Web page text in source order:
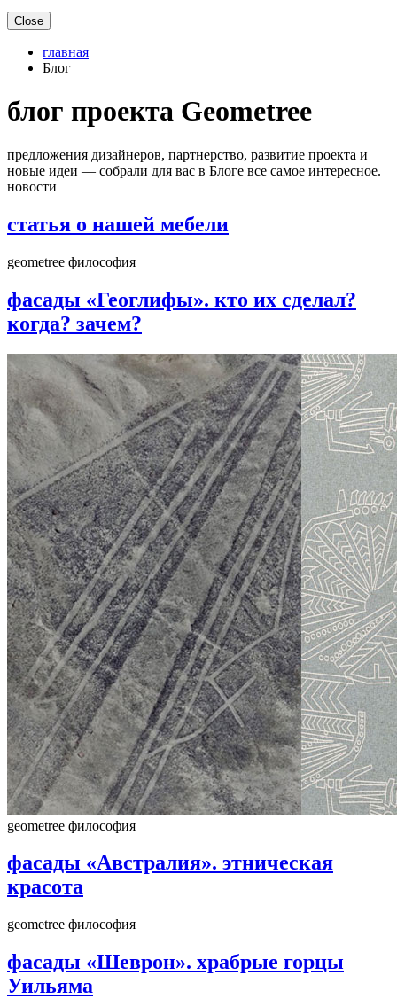
Close
главная
Блог
блог проекта Geometree
предложения дизайнеров, партнерство, развитие проекта и
новые идеи ― собрали для вас в Блоге все самое интересное.
новости
статья о нашей мебели
geometree философия
фасады «Геоглифы». кто их сделал?
когда? зачем?
geometree философия
фасады «Австралия». этническая
красота
geometree философия
фасады «Шеврон». храбрые горцы
Уильяма